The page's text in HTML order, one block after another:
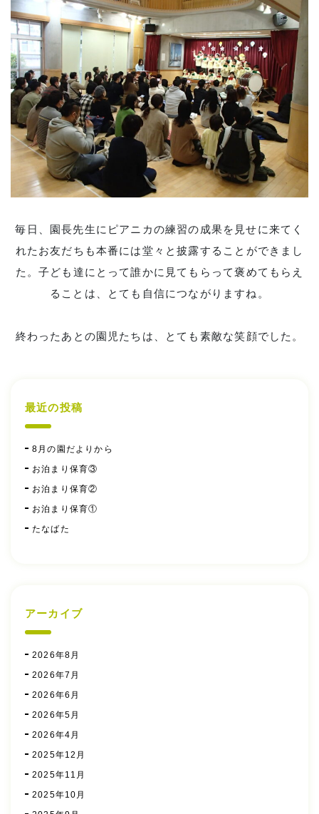
毎日、園長先生にピアニカの練習の成果を見せに来てく
れたお友だちも本番には堂々と披露することができまし
た。子ども達にとって誰かに見てもらって褒めてもらえ
ることは、とても自信につながりますね。
終わったあとの園児たちは、とても素敵な笑顔でした。
最近の投稿
8月の園だよりから
お泊まり保育③
お泊まり保育②
お泊まり保育①
たなばた
アーカイブ
2026年8月
2026年7月
2026年6月
2026年5月
2026年4月
2025年12月
2025年11月
2025年10月